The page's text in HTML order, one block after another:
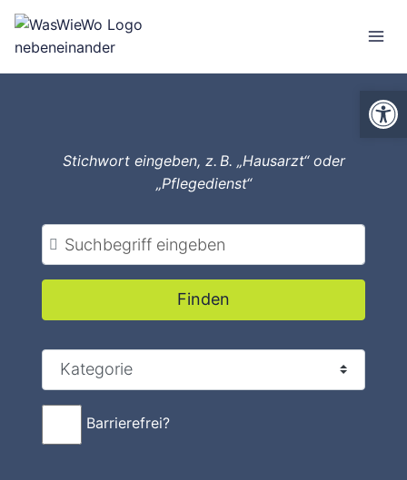
Zum
Inhalt
springen
Stichwort eingeben, z. B. „Hausarzt“ oder
„Pflegedienst“
Suchbegriff eingeben
Finden
Barrierefrei?